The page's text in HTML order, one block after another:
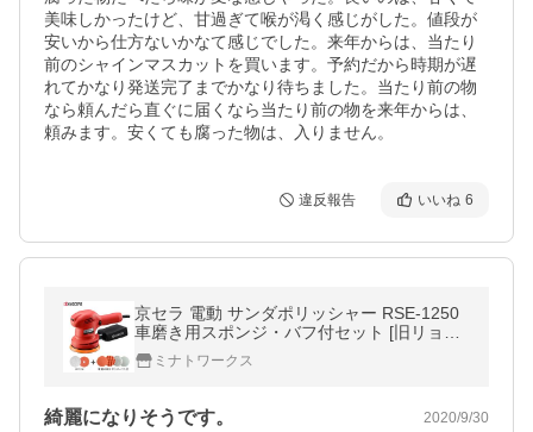
美味しかったけど、甘過ぎて喉が渇く感じがした。値段が
安いから仕方ないかなて感じでした。来年からは、当たり
前のシャインマスカットを買います。予約だから時期が遅
れてかなり発送完了までかなり待ちました。当たり前の物
なら頼んだら直ぐに届くなら当たり前の物を来年からは、
頼みます。安くても腐った物は、入りません。
違反報告 いいね 6
京セラ 電動 サンダポリッシャー RSE-1250
車磨き用スポンジ・バフ付セット [旧リョー
ビ RYOBI ポリシャー サンダー カーポリッ
シャー]
ミナトワークス
綺麗になりそうです。 2020/9/30